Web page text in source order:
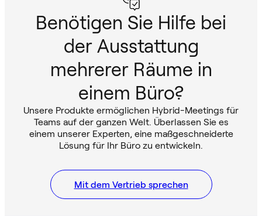
Benötigen Sie Hilfe bei
der Ausstattung
mehrerer Räume in
einem Büro?
Unsere Produkte ermöglichen Hybrid-Meetings für
Teams auf der ganzen Welt. Überlassen Sie es
einem unserer Experten, eine maßgeschneiderte
Lösung für Ihr Büro zu entwickeln.
Mit dem Vertrieb sprechen